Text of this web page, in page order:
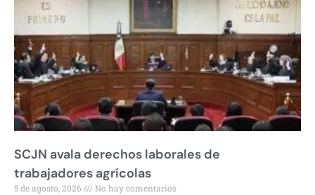
SCJN avala derechos laborales de
trabajadores agrícolas
5 de agosto, 2026 No hay comentarios